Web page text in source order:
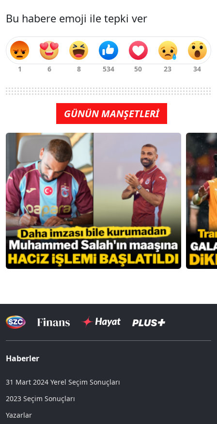
Bu habere emoji ile tepki ver
GÜNÜN MANŞETLERİ
Haberler
31 Mart 2024 Yerel Seçim Sonuçları
2023 Seçim Sonuçları
Yazarlar